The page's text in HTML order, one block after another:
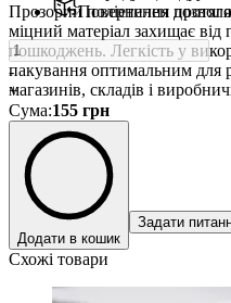
Прозорий поліетилен
міцний матеріал захищає
пошкоджень. Легкість у
пакування оптимальним для
магазинів, складів і
Повернення
-
+
Сума:155 грн
Додати в кошик
Задати
Схожі товари